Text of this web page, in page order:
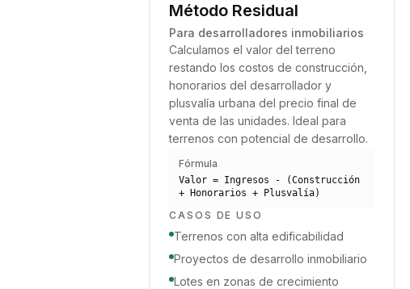
Método Residual
Para desarrolladores inmobiliarios
Calculamos el valor del terreno
restando los costos de construcción,
honorarios del desarrollador y
plusvalía urbana del precio final de
venta de las unidades. Ideal para
terrenos con potencial de desarrollo.
Fórmula
Valor = Ingresos - (Construcción
+ Honorarios + Plusvalía)
CASOS DE USO
Terrenos con alta edificabilidad
Proyectos de desarrollo inmobiliario
Lotes en zonas de crecimiento